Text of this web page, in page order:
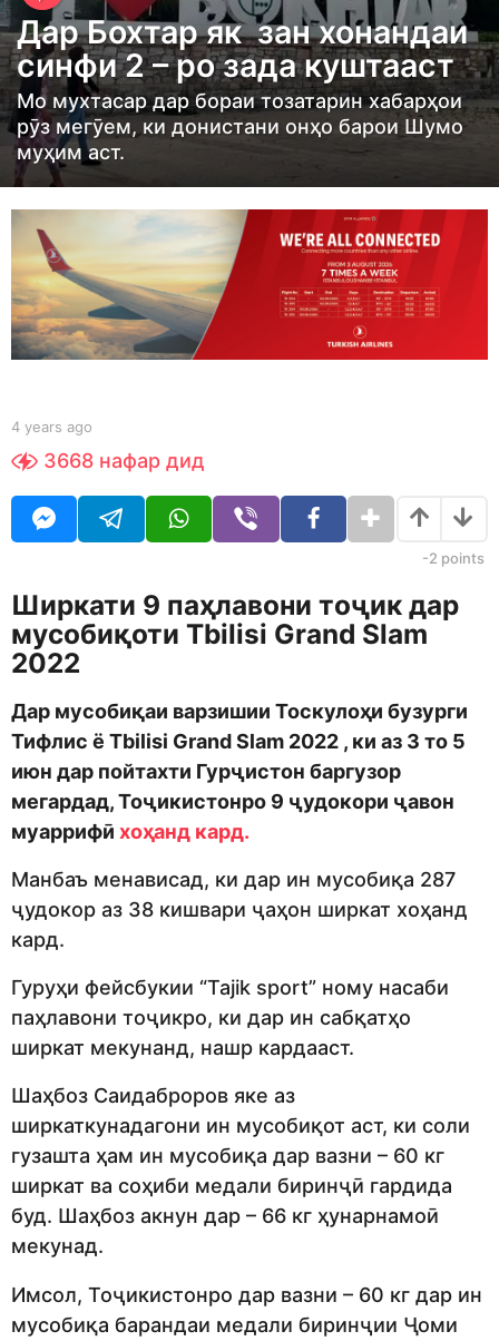
e
a
r
s
a
g
o
a
r
g
o
Дар Бохтар як зан хонандаи
синфи 2 – ро зада куштааст
Мо мухтасар дар бораи тозатарин хабарҳои
рӯз мегӯем, ки донистани онҳо барои Шумо
муҳим аст.
b
t
a
e
t
o
r
4 years ago
e
o
3668 нафар дид
-2 points
Ширкати 9 паҳлавони тоҷик дар
мусобиқоти Tbilisi Grand Slam
2022
Дар мусобиқаи варзишии Тоскулоҳи бузурги
Тифлис ё Tbilisi Grand Slam 2022 , ки аз 3 то 5
июн дар пойтахти Гурҷистон баргузор
мегардад, Тоҷикистонро 9 ҷудокори ҷавон
муаррифӣ хоҳанд кард.
Манбаъ менависад, ки дар ин мусобиқа 287
ҷудокор аз 38 кишвари ҷаҳон ширкат хоҳанд
кард.
Гуруҳи фейсбукии “Tajik sport” ному насаби
паҳлавони тоҷикро, ки дар ин сабқатҳо
ширкат мекунанд, нашр кардааст.
Шаҳбоз Саидаброров яке аз
ширкаткунадагони ин мусобиқот аст, ки соли
гузашта ҳам ин мусобиқа дар вазни – 60 кг
ширкат ва соҳиби медали биринҷӣ гардида
буд. Шаҳбоз акнун дар – 66 кг ҳунарнамоӣ
мекунад.
Имсол, Тоҷикистонро дар вазни – 60 кг дар ин
мусобиқа барандаи медали биринҷии Ҷоми